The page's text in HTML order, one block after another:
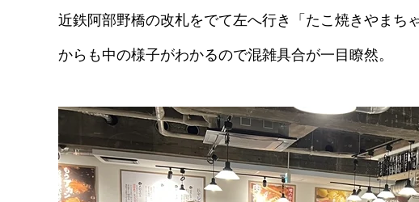
近鉄阿部野橋の改札をでて左へ行き「たこ焼きやま
からも中の様子がわかるので混雑具合が一目瞭然。